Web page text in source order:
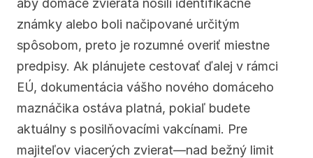
aby domáce zvieratá nosili identifikačné
známky alebo boli načipované určitým
spôsobom, preto je rozumné overiť miestne
predpisy. Ak plánujete cestovať ďalej v rámci
EÚ, dokumentácia vášho nového domáceho
maznáčika ostáva platná, pokiaľ budete
aktuálny s posilňovacími vakcínami. Pre
majiteľov viacerých zvierat—nad bežný limit